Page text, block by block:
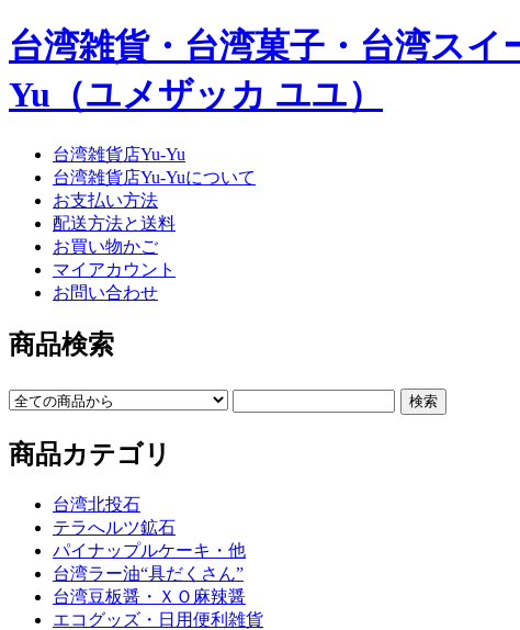
台湾雑貨・台湾菓子・台湾ス
Yu（ユメザッカ ユユ）
台湾雑貨店Yu-Yu
台湾雑貨店Yu-Yuについて
お支払い方法
配送方法と送料
お買い物かご
マイアカウント
お問い合わせ
商品検索
商品カテゴリ
台湾北投石
テラへルツ鉱石
パイナップルケーキ・他
台湾ラー油“具だくさん”
台湾豆板醤・ＸＯ麻辣醤
エコグッズ・日用便利雑貨